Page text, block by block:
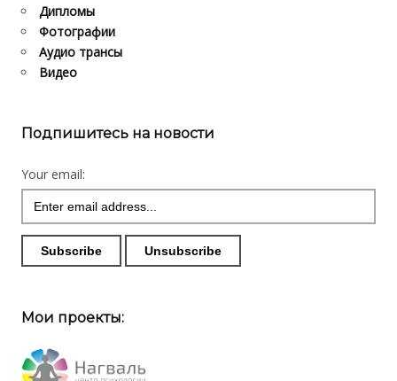
Дипломы
Фотографии
Аудио трансы
Видео
Подпишитесь на новости
Your email:
Мои проекты: